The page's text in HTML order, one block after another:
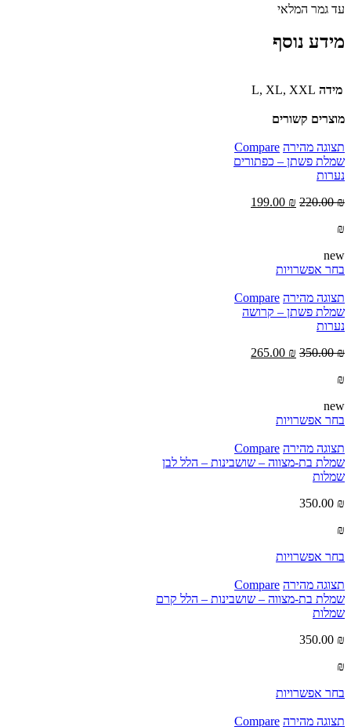
עד גמר המלאי
מידע נוסף
מידה L, XL, XXL
מוצרים קשורים
תצוגה מהירה Compare
שמלת פשתן – כפתורים
נערות
220.00₪
199.00 ₪
₪
new
בחר אפשרויות
תצוגה מהירה Compare
שמלת פשתן – קרושה
נערות
350.00₪
265.00 ₪
₪
new
בחר אפשרויות
תצוגה מהירה Compare
שמלת בת-מצווה – שושבינות – הלל לבן
שמלות
350.00 ₪
₪
בחר אפשרויות
תצוגה מהירה Compare
שמלת בת-מצווה – שושבינות – הלל קרם
שמלות
350.00 ₪
₪
בחר אפשרויות
תצוגה מהירה Compare